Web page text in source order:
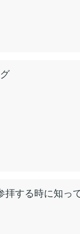
拝する時に知っ